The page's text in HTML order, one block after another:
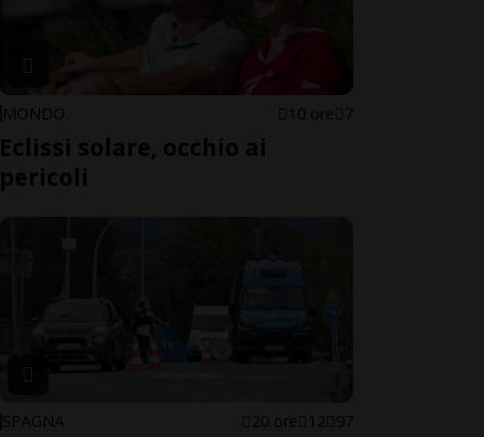
MONDO 10 ore 7
Eclissi solare, occhio ai
pericoli
SPAGNA 20 ore 12 97